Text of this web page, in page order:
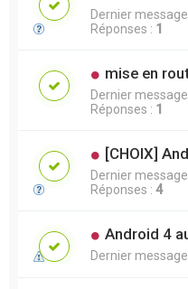
Dernier
Réponses : 1
mise en
Dernier
Réponses : 1
[CHOIX]
Dernier
Réponses : 4
Android 4
Dernier